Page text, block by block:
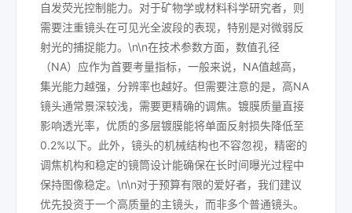
自发荧光控制能力。对于矿物学或材料科学研究者，则
需要注重镜头在可见光全波段的表现，特别是对微弱反
射光的捕捉能力。\n\n在技术参数方面，数值孔径
（NA）应作为首要考量指标，一般来说，NA值越高，
集光能力越强，分辨率也越好。但需要注意的是，高NA
镜头通常景深较浅，需要更精确的调焦。镀膜质量直接
影响透光率，优质的多层镀膜能将单面反射损失降低至
0.2%以下。此外，镜头的机械结构也不容忽视，精密的
调焦机构和稳定的镜筒设计能确保在长时间曝光过程中
保持图像稳定。\n\n对于预算有限的爱好者，我们建议
优先投资于一个高质量的主镜头，而非多个普通镜头。